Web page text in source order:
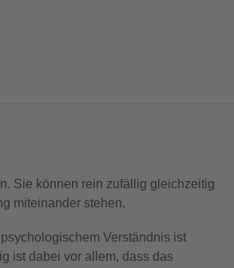
Sie können rein zufällig gleichzeitig
miteinander stehen.
Verständnis ist
ist dabei vor allem, dass das